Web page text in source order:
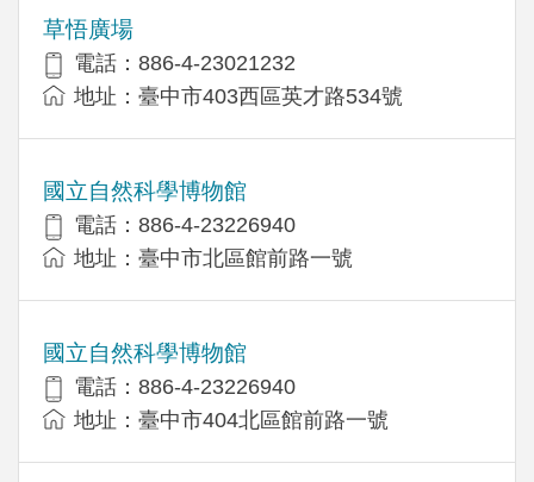
草悟廣場
電話：886-4-23021232
地址：臺中市403西區英才路534號
國立自然科學博物館
電話：886-4-23226940
地址：臺中市北區館前路一號
國立自然科學博物館
電話：886-4-23226940
地址：臺中市404北區館前路一號